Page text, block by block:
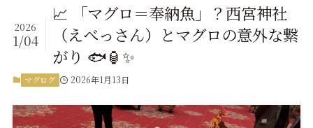
📈 「マグロ＝奉納魚」？西宮神社
（えべっさん）とマグロの意外な繋
がり 🐟🏮✨
2026
1/04
マグログ 2026年1月13日